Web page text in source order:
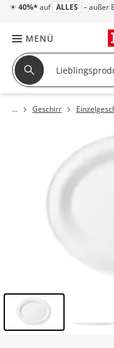
☀ 40%* auf ALLES – außer
MENÜ
Geschirr